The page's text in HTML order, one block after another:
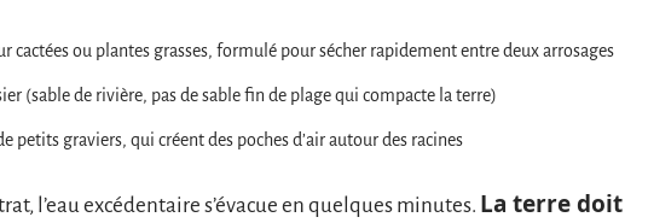
cactées ou plantes grasses, formulé pour sécher rapidement entre deux arrosages
(sable de rivière, pas de sable fin de plage qui compacte la terre)
petits graviers, qui créent des poches d’air autour des racines
l’eau excédentaire s’évacue en quelques minutes. La terre doit